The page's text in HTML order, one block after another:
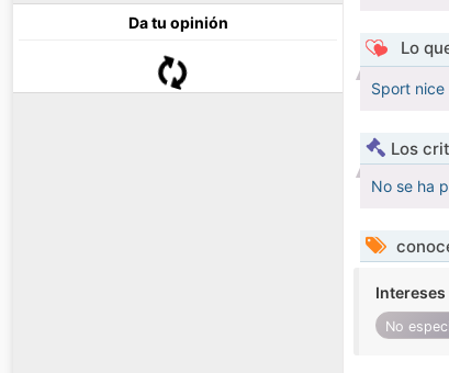
Da tu opinión
Lo
Sport
Los
No se ha
Intereses
No